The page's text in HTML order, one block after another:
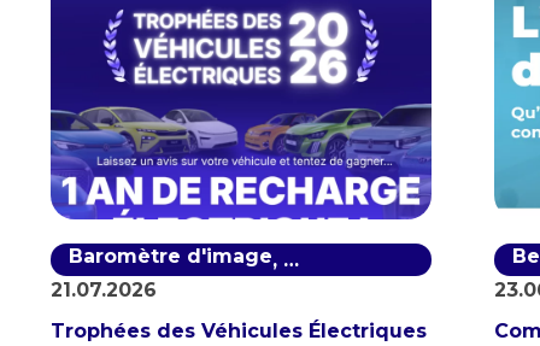
Baromètre d'image, Baromètre de notoriété
21.07.2026
Trophées des Véhicules Électriques